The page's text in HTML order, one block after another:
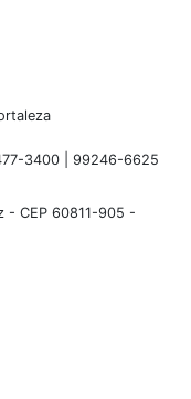
3400 | 99246-6625
- CEP 60811-905 -